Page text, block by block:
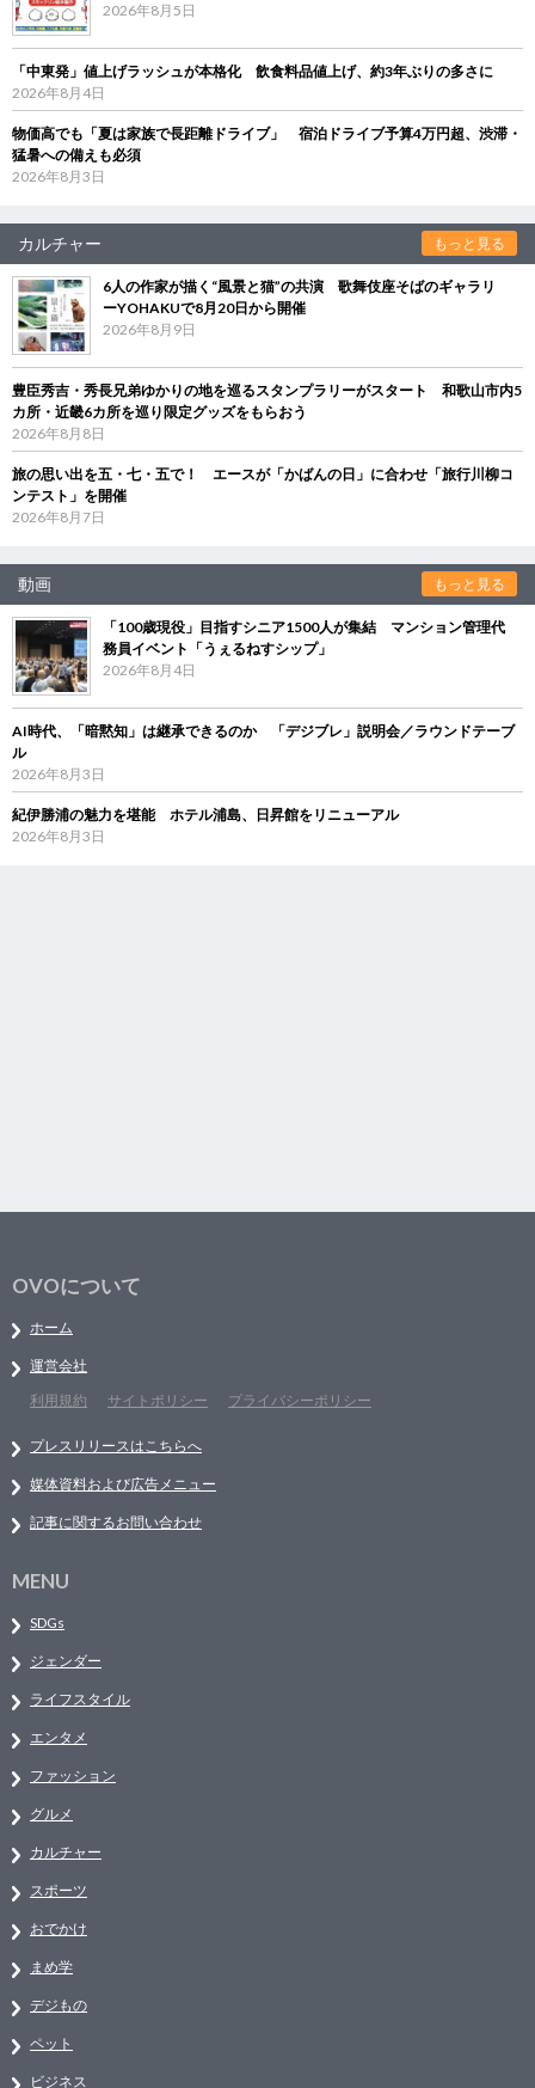
2026年8月5日
「中東発」値上げラッシュが本格化 飲食料品値上げ、約3年ぶりの多さに
2026年8月4日
物価高でも「夏は家族で長距離ドライブ」 宿泊ドライブ予算4万円超、渋滞・
猛暑への備えも必須
2026年8月3日
カルチャー もっと見る
6人の作家が描く“風景と猫”の共演 歌舞伎座そばのギャラリ
ーYOHAKUで8月20日から開催
2026年8月9日
豊臣秀吉・秀長兄弟ゆかりの地を巡るスタンプラリーがスタート 和歌山市内5
カ所・近畿6カ所を巡り限定グッズをもらおう
2026年8月8日
旅の思い出を五・七・五で！ エースが「かばんの日」に合わせ「旅行川柳コ
ンテスト」を開催
2026年8月7日
動画 もっと見る
「100歳現役」目指すシニア1500人が集結 マンション管理代
務員イベント「うぇるねすシップ」
2026年8月4日
AI時代、「暗黙知」は継承できるのか 「デジブレ」説明会／ラウンドテーブ
ル
2026年8月3日
紀伊勝浦の魅力を堪能 ホテル浦島、日昇館をリニューアル
2026年8月3日
OVOについて
ホーム
運営会社
利用規約
サイトポリシー プライバシーポリシー
プレスリリースはこちらへ
媒体資料および広告メニュー
記事に関するお問い合わせ
MENU
SDGs
ジェンダー
ライフスタイル
エンタメ
ファッション
グルメ
カルチャー
スポーツ
おでかけ
まめ学
デジもの
ペット
ビジネス